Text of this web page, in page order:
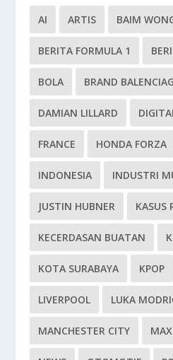
AI ARTIS BAIM
BERITA FORMULA 1
BOLA BRAND
DAMIAN LILLARD
FRANCE HONDA FORZA
INDONESIA INDUSTRI
JUSTIN HUBNER KASUS
KECERDASAN BUATAN
KOTA SURABAYA KPOP
LIVERPOOL LUKA
MANCHESTER CITY